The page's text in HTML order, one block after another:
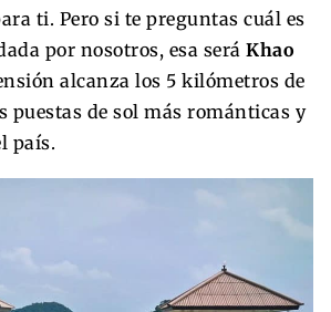
ti. Pero si te preguntas cuál es
por nosotros, esa será Khao
alcanza los 5 kilómetros de
puestas de sol más románticas y
país.